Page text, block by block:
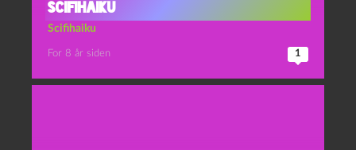
Scifihaiku
Scifihaiku
For 8 år siden 1